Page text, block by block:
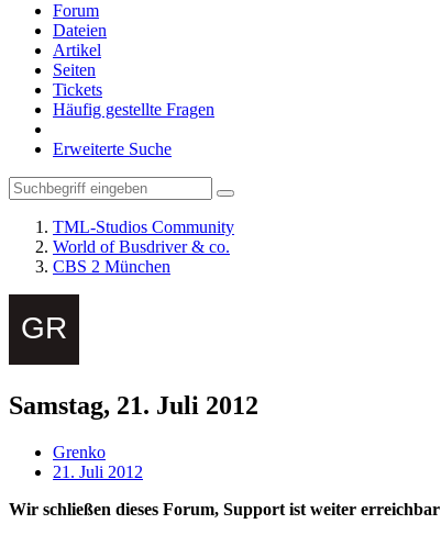
Forum
Dateien
Artikel
Seiten
Tickets
Häufig gestellte Fragen
Erweiterte Suche
TML-Studios Community
World of Busdriver & co.
CBS 2 München
Samstag, 21. Juli 2012
Grenko
21. Juli 2012
Wir schließen dieses Forum, Support ist weiter erreichbar